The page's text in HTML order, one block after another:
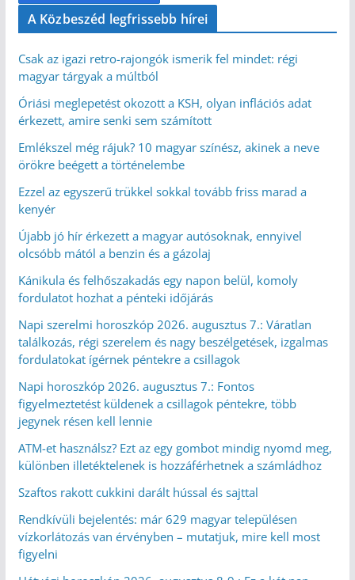
A Közbeszéd legfrissebb hírei
Csak az igazi retro-rajongók ismerik fel mindet: régi
magyar tárgyak a múltból
Óriási meglepetést okozott a KSH, olyan inflációs adat
érkezett, amire senki sem számított
Emlékszel még rájuk? 10 magyar színész, akinek a neve
örökre beégett a történelembe
Ezzel az egyszerű trükkel sokkal tovább friss marad a
kenyér
Újabb jó hír érkezett a magyar autósoknak, ennyivel
olcsóbb mától a benzin és a gázolaj
Kánikula és felhőszakadás egy napon belül, komoly
fordulatot hozhat a pénteki időjárás
Napi szerelmi horoszkóp 2026. augusztus 7.: Váratlan
találkozás, régi szerelem és nagy beszélgetések, izgalmas
fordulatokat ígérnek péntekre a csillagok
Napi horoszkóp 2026. augusztus 7.: Fontos
figyelmeztetést küldenek a csillagok péntekre, több
jegynek résen kell lennie
ATM-et használsz? Ezt az egy gombot mindig nyomd meg,
különben illetéktelenek is hozzáférhetnek a számládhoz
Szaftos rakott cukkini darált hússal és sajttal
Rendkívüli bejelentés: már 629 magyar településen
vízkorlátozás van érvényben – mutatjuk, mire kell most
figyelni